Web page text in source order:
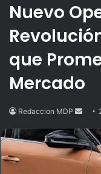
Nuevo
que
Mercado
Redaccion MDP
Send
email